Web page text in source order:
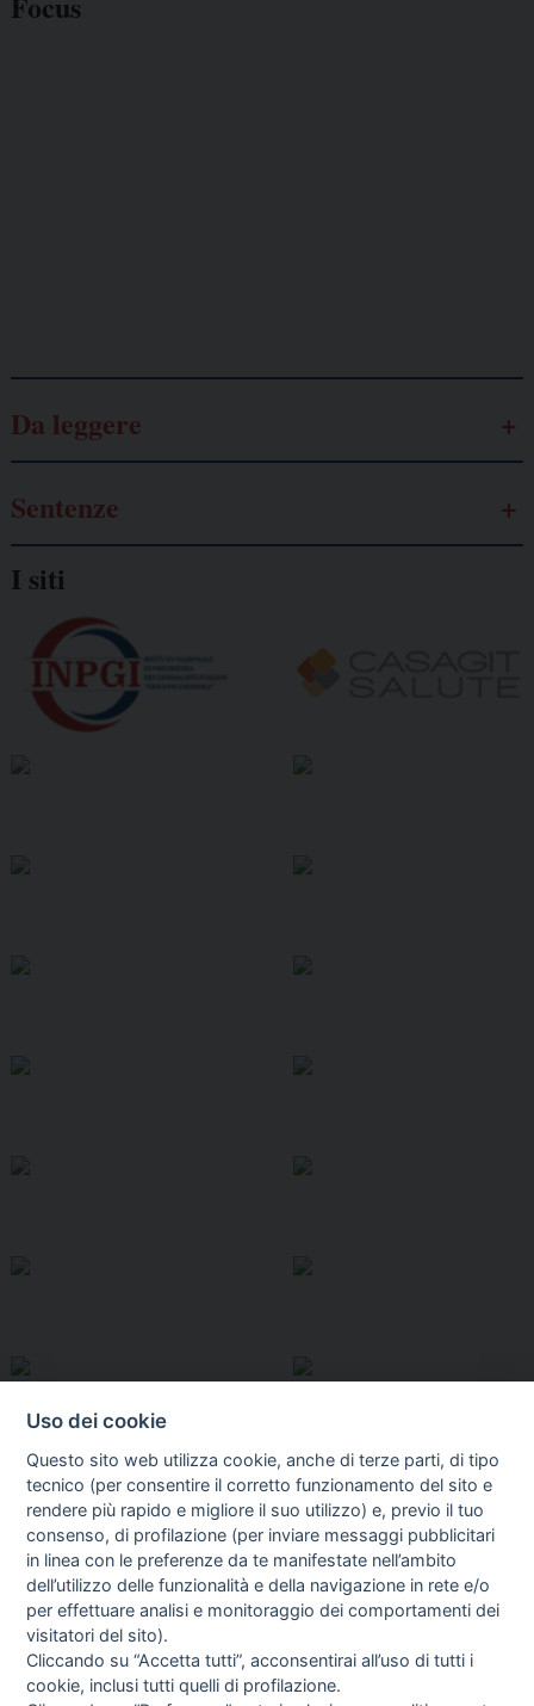
Da leggere
Sentenze
I siti
I libri Vedi tutti
Uso dei cookie
Questo sito web utilizza cookie, anche di terze parti, di tipo
tecnico (per consentire il corretto funzionamento del sito e
rendere più rapido e migliore il suo utilizzo) e, previo il tuo
consenso, di profilazione (per inviare messaggi pubblicitari
in linea con le preferenze da te manifestate nell’ambito
dell’utilizzo delle funzionalità e della navigazione in rete e/o
per effettuare analisi e monitoraggio dei comportamenti dei
visitatori del sito).
Cliccando su “Accetta tutti”, acconsentirai all’uso di tutti i
cookie, inclusi tutti quelli di profilazione.